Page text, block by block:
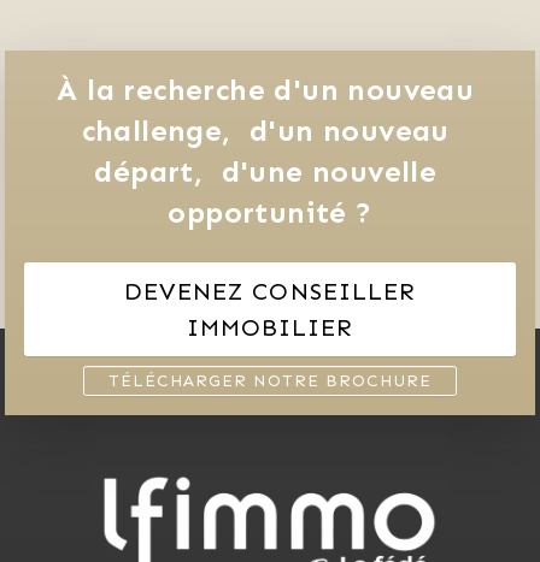
À la recherche d'un nouveau
challenge,
d'un nouveau
départ,
d'une nouvelle
opportunité ?
DEVENEZ CONSEILLER
IMMOBILIER
TÉLÉCHARGER NOTRE BROCHURE